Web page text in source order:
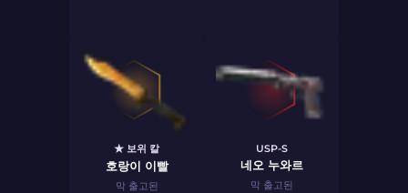
★ 보위 칼
호랑이 이빨
막 출고된
USP-S
네오 누와르
막 출고된